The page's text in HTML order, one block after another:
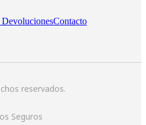
Contacto
reservados.
Seguros